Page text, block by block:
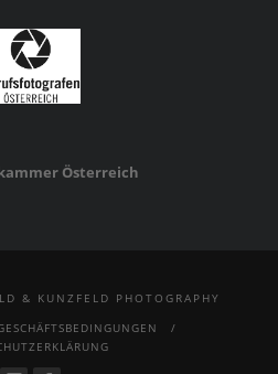
Österreich
& KUNZFELD PHOTOGRAPHY